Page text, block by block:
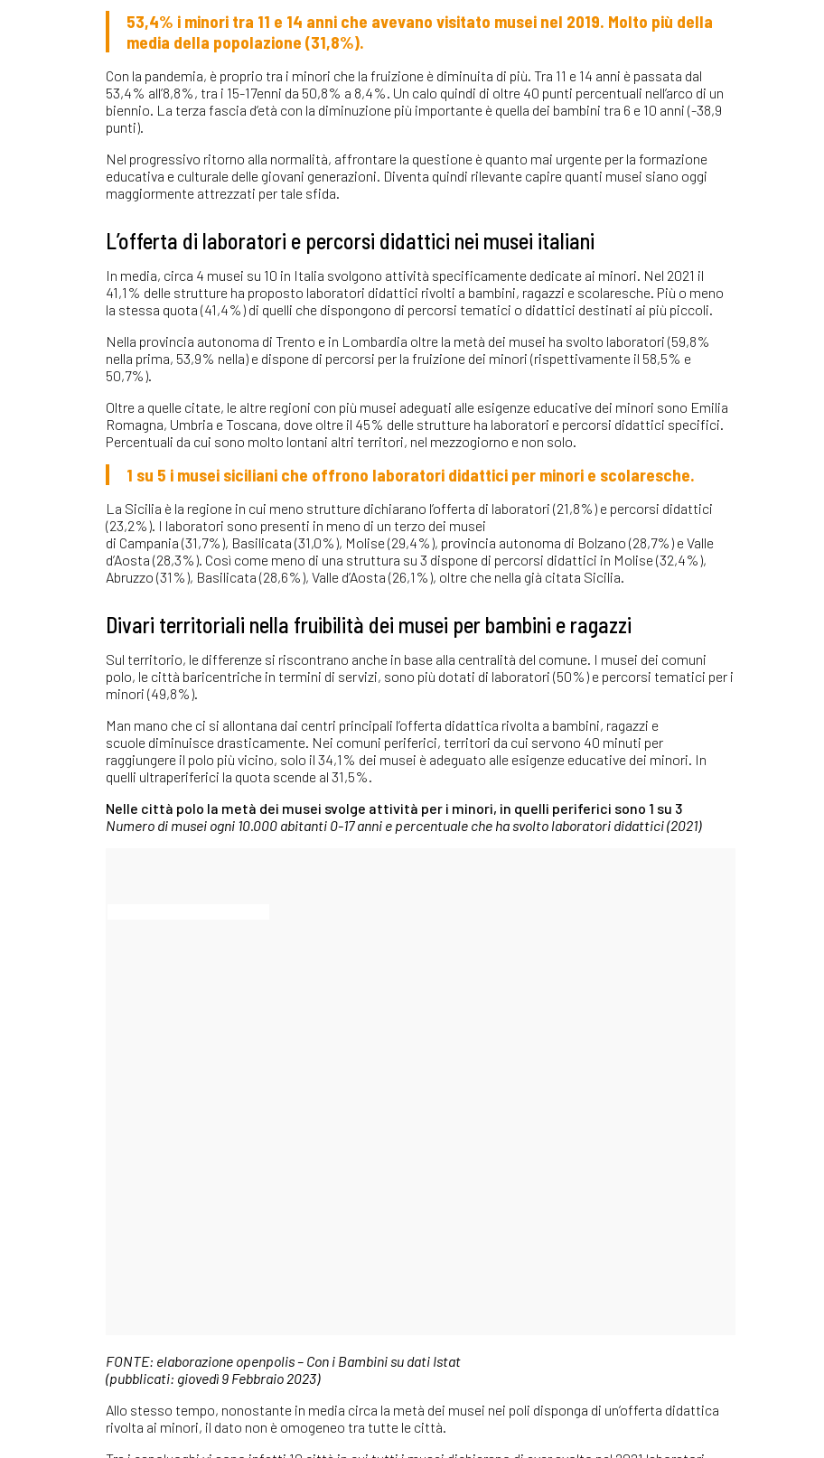
53,4% i minori tra 11 e 14 anni che avevano visitato musei nel 2019. Molto più della
media della popolazione (31,8%).
Con la pandemia, è proprio tra i minori che la fruizione è diminuita di più. Tra 11 e 14 anni è passata dal
53,4% all’8,8%, tra i 15-17enni da 50,8% a 8,4%. Un calo quindi di oltre 40 punti percentuali nell’arco di un
biennio. La terza fascia d’età con la diminuzione più importante è quella dei bambini tra 6 e 10 anni (-38,9
punti).
Nel progressivo ritorno alla normalità, affrontare la questione è quanto mai urgente per la formazione
educativa e culturale delle giovani generazioni. Diventa quindi rilevante capire quanti musei siano oggi
maggiormente attrezzati per tale sfida.
L’offerta di laboratori e percorsi didattici nei musei italiani
In media, circa 4 musei su 10 in Italia svolgono attività specificamente dedicate ai minori. Nel 2021 il
41,1% delle strutture ha proposto laboratori didattici rivolti a bambini, ragazzi e scolaresche. Più o meno
la stessa quota (41,4%) di quelli che dispongono di percorsi tematici o didattici destinati ai più piccoli.
Nella provincia autonoma di Trento e in Lombardia oltre la metà dei musei ha svolto laboratori (59,8%
nella prima, 53,9% nella) e dispone di percorsi per la fruizione dei minori (rispettivamente il 58,5% e
50,7%).
Oltre a quelle citate, le altre regioni con più musei adeguati alle esigenze educative dei minori sono Emilia
Romagna, Umbria e Toscana, dove oltre il 45% delle strutture ha laboratori e percorsi didattici specifici.
Percentuali da cui sono molto lontani altri territori, nel mezzogiorno e non solo.
1 su 5 i musei siciliani che offrono laboratori didattici per minori e scolaresche.
La Sicilia è la regione in cui meno strutture dichiarano l’offerta di laboratori (21,8%) e percorsi didattici
(23,2%). I laboratori sono presenti in meno di un terzo dei musei
di Campania (31,7%), Basilicata (31,0%), Molise (29,4%), provincia autonoma di Bolzano (28,7%) e Valle
d’Aosta (28,3%). Così come meno di una struttura su 3 dispone di percorsi didattici in Molise (32,4%),
Abruzzo (31%), Basilicata (28,6%), Valle d’Aosta (26,1%), oltre che nella già citata Sicilia.
Divari territoriali nella fruibilità dei musei per bambini e ragazzi
Sul territorio, le differenze si riscontrano anche in base alla centralità del comune. I musei dei comuni
polo, le città baricentriche in termini di servizi, sono più dotati di laboratori (50%) e percorsi tematici per i
minori (49,8%).
Man mano che ci si allontana dai centri principali l’offerta didattica rivolta a bambini, ragazzi e
scuole diminuisce drasticamente. Nei comuni periferici, territori da cui servono 40 minuti per
raggiungere il polo più vicino, solo il 34,1% dei musei è adeguato alle esigenze educative dei minori. In
quelli ultraperiferici la quota scende al 31,5%.
Nelle città polo la metà dei musei svolge attività per i minori, in quelli periferici sono 1 su 3
Numero di musei ogni 10.000 abitanti 0-17 anni e percentuale che ha svolto laboratori didattici (2021)
FONTE: elaborazione openpolis – Con i Bambini su dati Istat
(pubblicati: giovedì 9 Febbraio 2023)
Allo stesso tempo, nonostante in media circa la metà dei musei nei poli disponga di un’offerta didattica
rivolta ai minori, il dato non è omogeneo tra tutte le città.